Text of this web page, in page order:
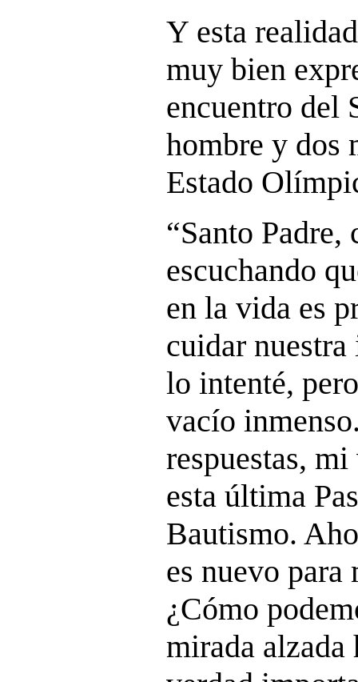
Y esta
muy bien
encuentro del
hombre y dos
Estado
“Santo Padre,
escuchando
en la vida es
cuidar
lo intenté,
vacío
respuestas,
esta última
Bautismo.
es nuevo
¿Cómo
mirada alzada